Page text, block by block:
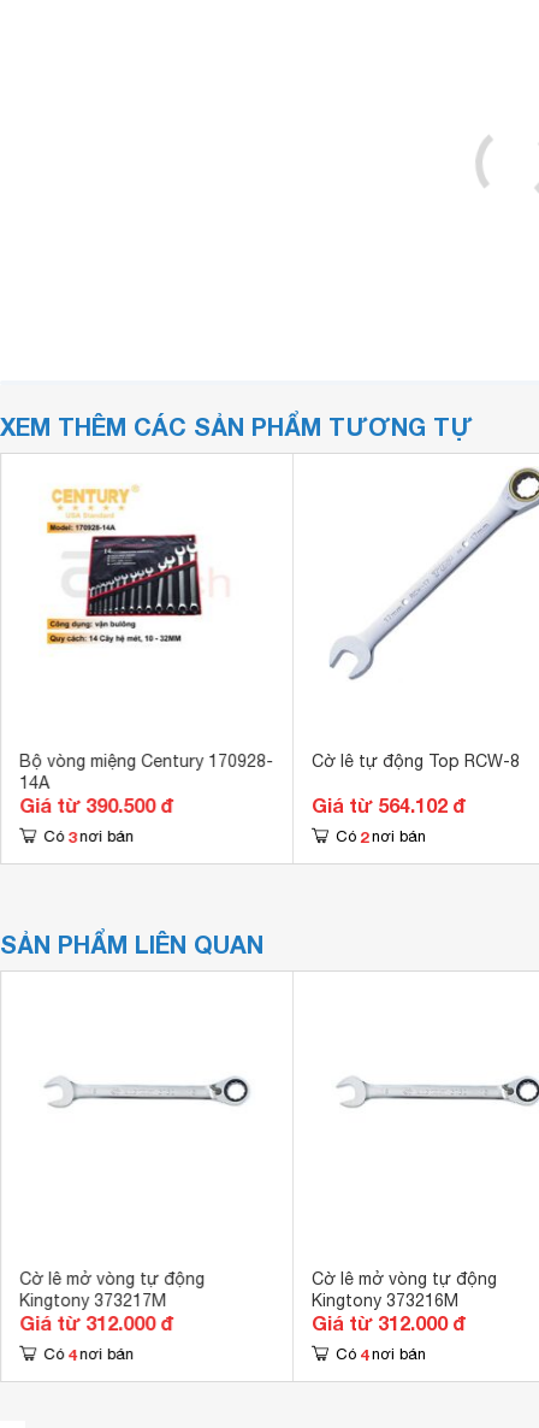
XEM THÊM CÁC SẢN PHẨM TƯƠNG TỰ
Bộ vòng miệng Century 170928-
14A
Giá từ 390.500 đ
Có 3 nơi bán
Cờ lê tự động Top RCW-8
Giá từ 564.102 đ
Có 2 nơi bán
SẢN PHẨM LIÊN QUAN
Cờ lê mở vòng tự động
Kingtony 373217M
Giá từ 312.000 đ
Có 4 nơi bán
Cờ lê mở vòng tự động
Kingtony 373216M
Giá từ 312.000 đ
Có 4 nơi bán